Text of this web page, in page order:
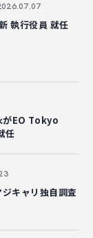
執行役員 就任
がEO Tokyo
任
ジキャリ独自調査